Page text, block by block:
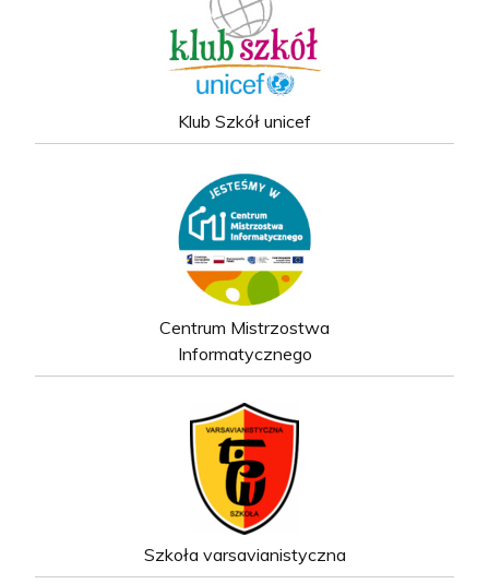
Klub Szkół unicef
Centrum Mistrzostwa
Informatycznego
Szkoła varsavianistyczna